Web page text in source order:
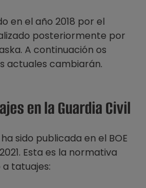
en el año 2018 por el
posteriormente por
A continuación os
actuales cambiarán.
en la Guardia Civil
sido publicada en el BOE
Esta es la normativa
tatuajes: